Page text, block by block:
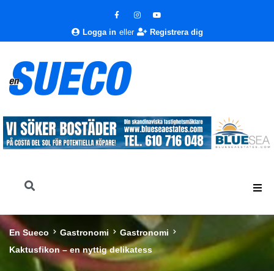
Logga in eller Registrera dig
En Sueco Gastronomi
Gastronomi
Kaktusfikon – en nyttig delikatess